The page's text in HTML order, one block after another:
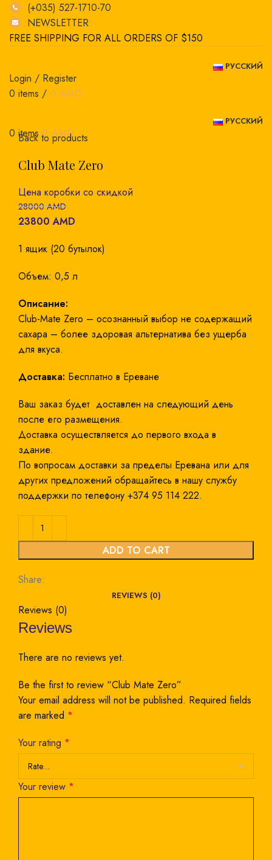
(+035) 527-1710-70
NEWSLETTER
FREE SHIPPING FOR ALL ORDERS OF $150
РУССКИЙ
Login / Register
0 items / 0 AMD
РУССКИЙ
0 items 0 AMD
-15%
Back to products
Club Mate Zero
28000AMD
23800AMD
1 ящик (20 бутылок)
Объем: 0,5 л
Описание:
Club-Mate Zero – осознанный выбор не содержащий
сахара – более здоровая альтернатива без ущерба
для вкуса.
Доставка: Бесплатно в Ереване
Ваш заказ будет доставлен на следующий день
после его размещения.
Доставка осуществляется до первого входа в
здание.
По вопросам доставки за пределы Еревана или для
других предложений обращайтесь в нашу службу
поддержки по телефону +374 95 114 222.
ADD TO CART
Share:
REVIEWS (0)
Reviews (0)
Reviews
There are no reviews yet.
Be the first to review “Club Mate Zero”
Your email address will not be published. Required fields
are marked *
Your rating *
Your review *